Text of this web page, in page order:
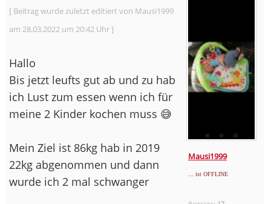
Mausi1999
... ist OFFLINE
[ Beitrag wurde zuletzt editiert von Mausi1999
am 28.03.2022 um 20:42 Uhr ]
Hallo
Bis jetzt leufts gut ab und zu hab
ich Lust zum essen wenn ich für
meine 2 Kinder kochen muss 😅
Mein Ziel ist 86kg hab in 2019
22kg abgenommen und dann
wurde ich 2 mal schwanger